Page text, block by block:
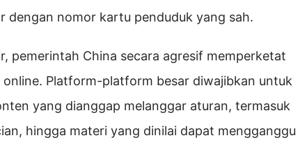
dengan nomor kartu penduduk yang sah.
pemerintah China secara agresif memperketat
Platform-platform besar diwajibkan untuk
yang dianggap melanggar aturan, termasuk
hingga materi yang dinilai dapat mengganggu